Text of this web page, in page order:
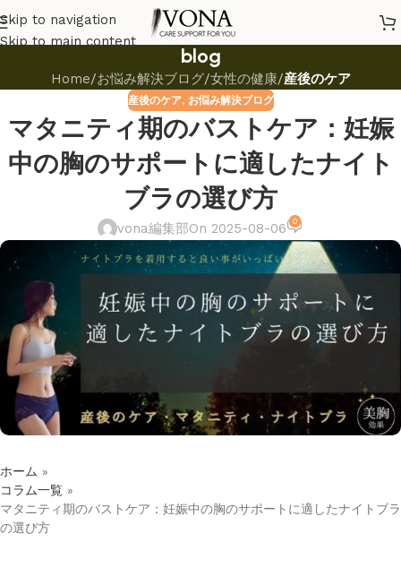
Skip to navigation
Skip to main content
blog
Home/お悩み解決ブログ/女性の健康/産後のケア
産後のケア, お悩み解決ブログ
マタニティ期のバストケア：妊娠
中の胸のサポートに適したナイト
ブラの選び方
vona編集部On 2025-08-06 0
ホーム »
コラム一覧 »
マタニティ期のバストケア：妊娠中の胸のサポートに適したナイトブラ
の選び方